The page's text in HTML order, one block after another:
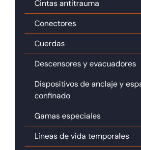
Cintas antitrauma
Conectores
Cuerdas
Descensores y evacuadores
Dispositivos de anclaje y
confinado
Gamas especiales
Líneas de vida temporales